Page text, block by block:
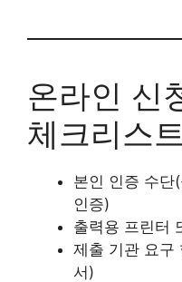
온라인 신
체크리스
본인 인증 수단
인증)
출력용 프린터
제출 기관 요구
서)